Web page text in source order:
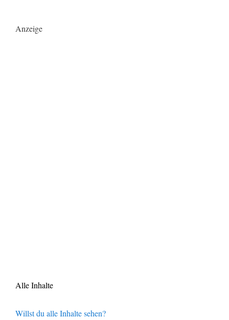
Anzeige
Alle Inhalte
Willst du alle Inhalte sehen?